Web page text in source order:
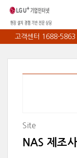
고객센터 1688-
Site
NAS 제조